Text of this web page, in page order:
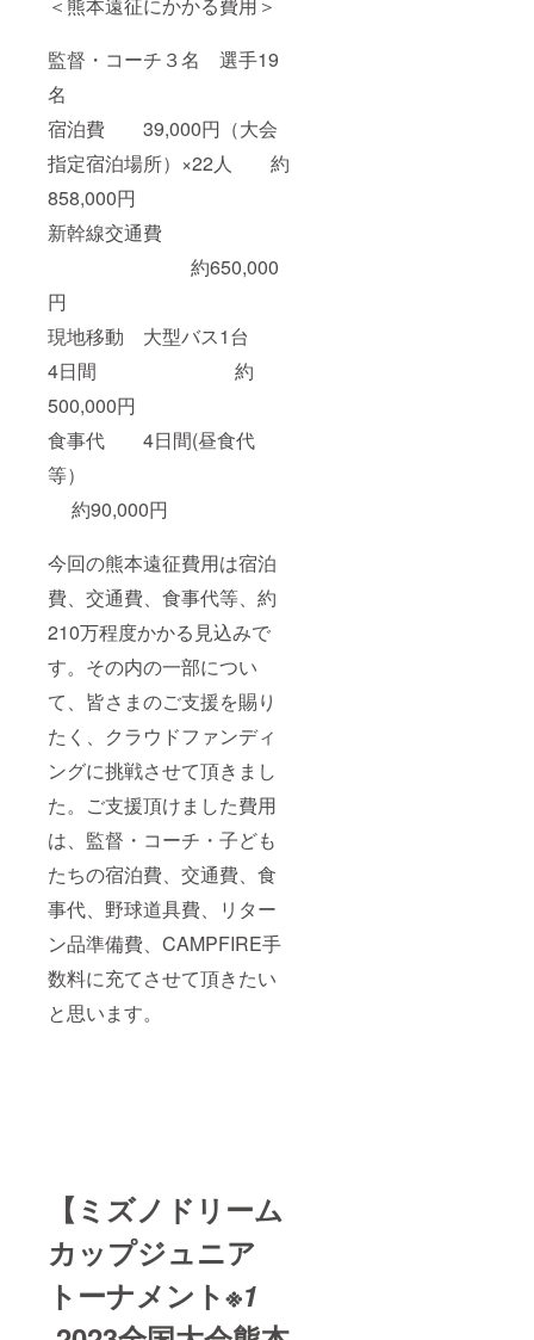
＜熊本遠征にかかる費用＞
監督・コーチ３名 選手19
名
宿泊費 39,000円（大会
指定宿泊場所）×22人 約
858,000円
新幹線交通費
約650,000
円
現地移動 大型バス1台
4日間 約
500,000円
食事代 4日間(昼食代
等）
約90,000円
今回の熊本遠征費用は宿泊
費、交通費、食事代等、約
210万程度かかる見込みで
す。その内の一部につい
て、皆さまのご支援を賜り
たく、クラウドファンディ
ングに挑戦させて頂きまし
た。ご支援頂けました費用
は、監督・コーチ・子ども
たちの宿泊費、交通費、食
事代、野球道具費、リター
ン品準備費、CAMPFIRE手
数料に充てさせて頂きたい
と思います。
【ミズノドリーム
カップジュニア
トーナメント※1